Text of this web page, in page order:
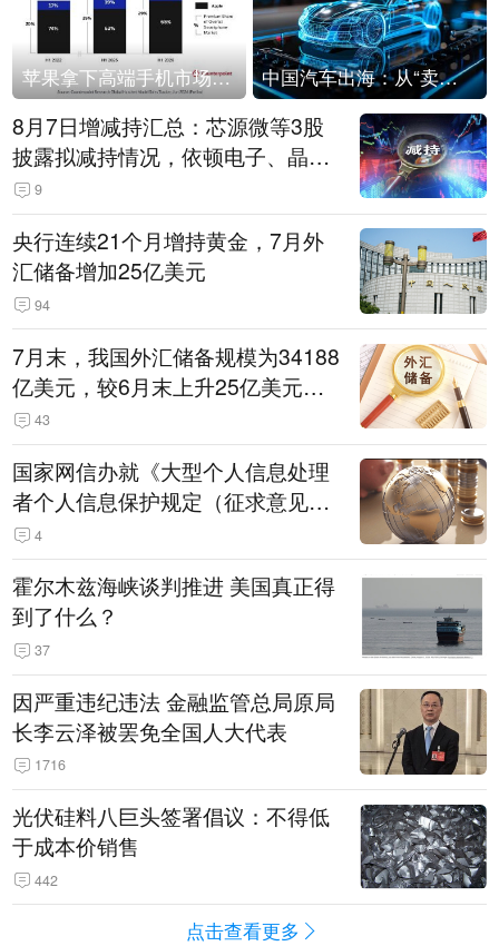
苹果拿下高端手机市场65%的份额：iPhone 17系列功不可没 中国汽车出海：从“卖出去”到“走进去”
8月7日增减持汇总：芯源微等3股
披露拟减持情况，依顿电子、晶华
微拟增持（表）
9
央行连续21个月增持黄金，7月外
汇储备增加25亿美元
94
7月末，我国外汇储备规模为34188
亿美元，较6月末上升25亿美元，
升幅为0.07%
43
国家网信办就《大型个人信息处理
者个人信息保护规定（征求意见
稿）》公开征求意见
4
霍尔木兹海峡谈判推进 美国真正得
到了什么？
37
因严重违纪违法 金融监管总局原局
长李云泽被罢免全国人大代表
1716
光伏硅料八巨头签署倡议：不得低
于成本价销售
442
点击查看更多